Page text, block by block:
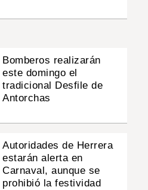
Bomberos realizarán
este domingo el
tradicional Desfile de
Antorchas
Autoridades de Herrera
estarán alerta en
Carnaval, aunque se
prohibió la festividad